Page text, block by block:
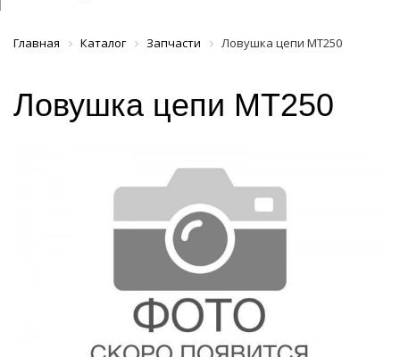
Главная Каталог Запчасти Ловушка цепи MT250
Ловушка цепи MT250